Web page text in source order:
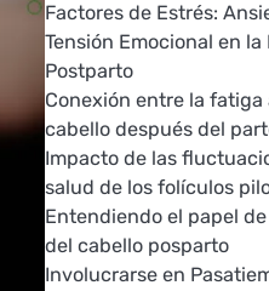
Factores de Estrés:
Tensión Emocional en
Postparto
Conexión entre la
cabello después del
Impacto de las
salud de los folículos
Entendiendo el papel
del cabello posparto
Involucrarse en